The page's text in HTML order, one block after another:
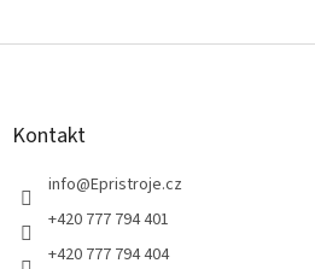
Z
Kontakt
info@Epristroje.cz
+420 777 794 401
+420 777 794 404